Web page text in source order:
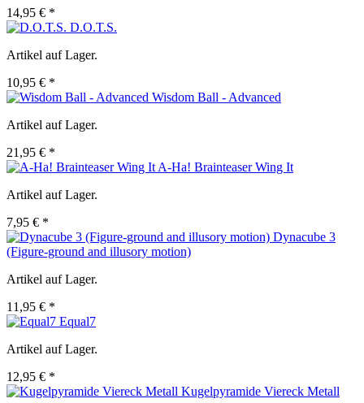
14,95 € *
D.O.T.S.
Artikel auf Lager.
10,95 € *
Wisdom Ball - Advanced
Artikel auf Lager.
21,95 € *
A-Ha! Brainteaser Wing It
Artikel auf Lager.
7,95 € *
Dynacube 3
(Figure-ground and illusory motion)
Artikel auf Lager.
11,95 € *
Equal7
Artikel auf Lager.
12,95 € *
Kugelpyramide Viereck Metall